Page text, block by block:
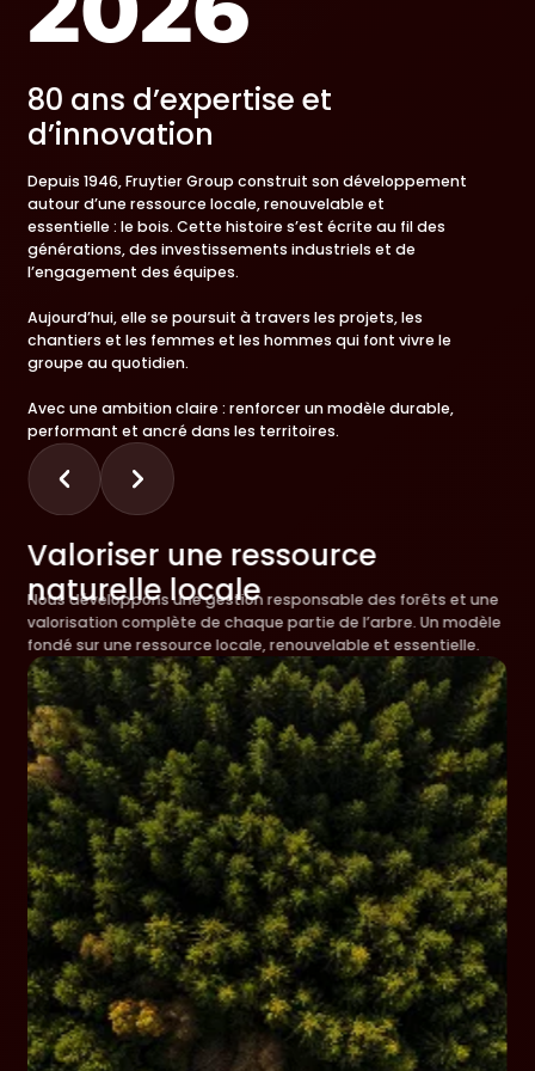
80 ans d’expertise et
d’innovation
Depuis 1946, Fruytier Group construit son développement
autour d’une ressource locale, renouvelable et
essentielle : le bois. Cette histoire s’est écrite au fil des
générations, des investissements industriels et de
l’engagement des équipes.
Aujourd’hui, elle se poursuit à travers les projets, les
chantiers et les femmes et les hommes qui font vivre le
groupe au quotidien.
Avec une ambition claire : renforcer un modèle durable,
performant et ancré dans les territoires.
Valoriser une ressource
naturelle locale
Nous développons une gestion responsable des forêts et une
valorisation complète de chaque partie de l’arbre. Un modèle
fondé sur une ressource locale, renouvelable et essentielle.
Slide suivante